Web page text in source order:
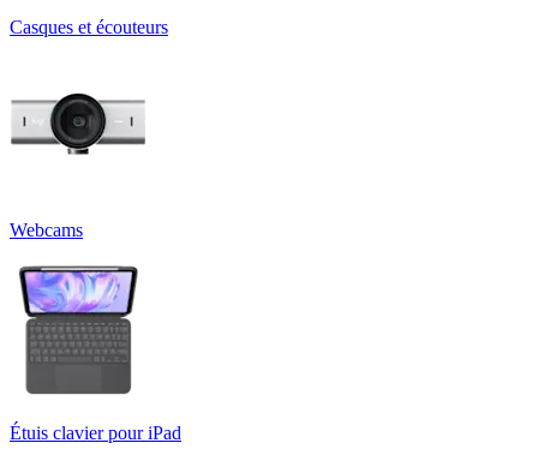
Casques et écouteurs
Webcams
Étuis clavier pour iPad